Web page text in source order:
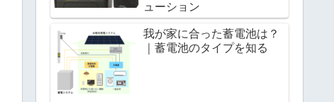
ューション
我が家に合った蓄電池は？
｜蓄電池のタイプを知る